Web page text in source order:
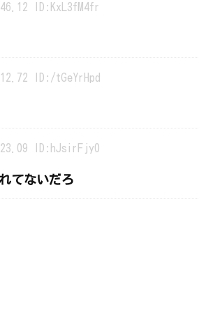
ID:KxL3fM4fr
ID:/tGeYrHpd
ID:hJsirFjy0
てないだろ